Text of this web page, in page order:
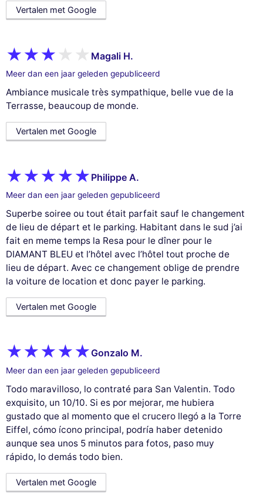
Vertalen met Google
Magali H.
Meer dan een jaar geleden gepubliceerd
Ambiance musicale très sympathique, belle vue de la
Terrasse, beaucoup de monde.
Vertalen met Google
Philippe A.
Meer dan een jaar geleden gepubliceerd
Superbe soiree ou tout était parfait sauf le changement
de lieu de départ et le parking. Habitant dans le sud j’ai
fait en meme temps la Resa pour le dîner pour le
DIAMANT BLEU et l’hôtel avec l’hôtel tout proche de
lieu de départ. Avec ce changement oblige de prendre
la voiture de location et donc payer le parking.
Vertalen met Google
Gonzalo M.
Meer dan een jaar geleden gepubliceerd
Todo maravilloso, lo contraté para San Valentin. Todo
exquisito, un 10/10. Si es por mejorar, me hubiera
gustado que al momento que el crucero llegó a la Torre
Eiffel, cómo ícono principal, podría haber detenido
aunque sea unos 5 minutos para fotos, paso muy
rápido, lo demás todo bien.
Vertalen met Google